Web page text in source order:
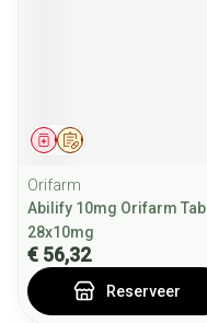
Op voorschrift
Geneesmiddel
Orifarm
Abilify 10mg Orifarm Tabl
28x10mg
€ 56,32
Reserveer